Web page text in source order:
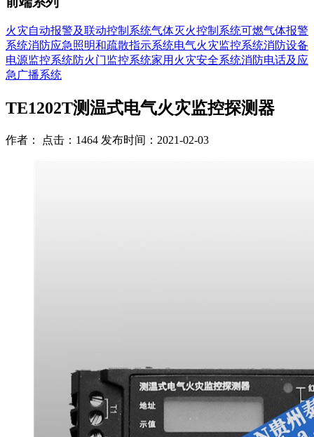
火灾自动报警及联动控制系统气体灭火控制系统可燃气体报警
系统消防应急照明和疏散指示系统电气火灾监控系统消防设备
电源监控系统防火门监控系统家用火灾安全系统消防电话及应
急广播系统
TE1202T测温式电气火灾监控探测器
作者： 点击：1464 发布时间：2021-02-03